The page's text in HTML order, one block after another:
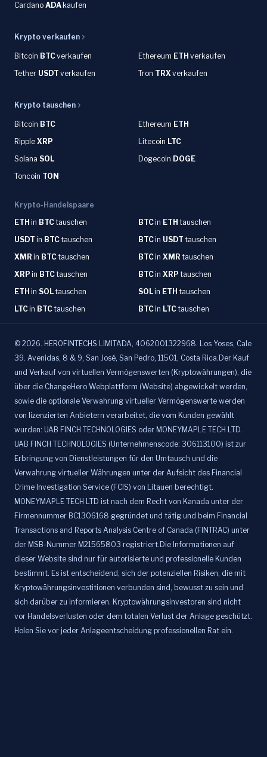
Cardano ADA kaufen
Krypto verkaufen
Bitcoin BTCverkaufen Ethereum ETH verkaufen
Tether USDT verkaufen Tron TRXverkaufen
Krypto tauschen
Bitcoin BTC Ethereum ETH
Ripple XRP Litecoin LTC
Solana SOL Dogecoin DOGE
Toncoin TON
Krypto-Handelspaare
ETH in BTCtauschen BTCin ETH tauschen
USDT in BTCtauschen BTCin USDT tauschen
XMR in BTCtauschen BTCin XMR tauschen
XRP in BTCtauschen BTCin XRP tauschen
ETH in SOLtauschen SOLin ETH tauschen
LTCin BTCtauschen BTCin LTCtauschen
© 2026. HEROFINTECHS LIMITADA, 4062001322968. Los Yoses, Cale
39. Avenidas, 8 & 9, San José, San Pedro, 11501, Costa Rica.Der Kauf
und Verkauf von virtuellen Vermögenswerten (Kryptowährungen), die
über die ChangeHero Webplattform (Website) abgewickelt werden,
sowie die optionale Verwahrung virtueller Vermögenswerte werden
von lizenzierten Anbietern verarbeitet, die vom Kunden gewählt
wurden: UAB FINCH TECHNOLOGIES oder MONEYMAPLE TECH LTD.
UAB FINCH TECHNOLOGIES (Unternehmenscode: 306113100) ist zur
Erbringung von Dienstleistungen für den Umtausch und die
Verwahrung virtueller Währungen unter der Aufsicht des Financial
Crime Investigation Service (FCIS) von Litauen berechtigt.
MONEYMAPLE TECH LTD ist nach dem Recht von Kanada unter der
Firmennummer BC1306168 gegründet und tätig und beim Financial
Transactions and Reports Analysis Centre of Canada (FINTRAC) unter
der MSB-Nummer M21565803 registriert.Die Informationen auf
dieser Website sind nur für autorisierte und professionelle Kunden
bestimmt. Es ist entscheidend, sich der potenziellen Risiken, die mit
Kryptowährungsinvestitionen verbunden sind, bewusst zu sein und
sich darüber zu informieren. Kryptowährungsinvestoren sind nicht
vor Handelsverlusten oder dem totalen Verlust der Anlage geschützt.
Holen Sie vor jeder Anlageentscheidung professionellen Rat ein.